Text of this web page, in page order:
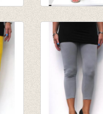
€ 19,95
€ 6,95